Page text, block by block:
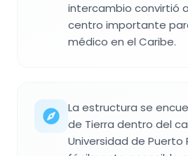
intercambio convirtió
centro importante
médico en el Caribe.
La estructura se
de Tierra dentro del
Universidad de Puerto